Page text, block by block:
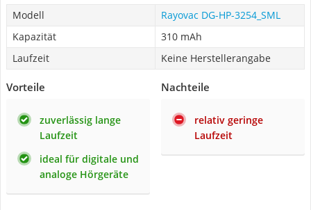
Modell
Rayovac DG-HP-3254_SML
Kapazität
310 mAh
Laufzeit
Keine Herstellerangabe
Vorteile
zuverlässig lange
Laufzeit
ideal für digitale und
analoge Hörgeräte
Nachteile
relativ geringe
Laufzeit